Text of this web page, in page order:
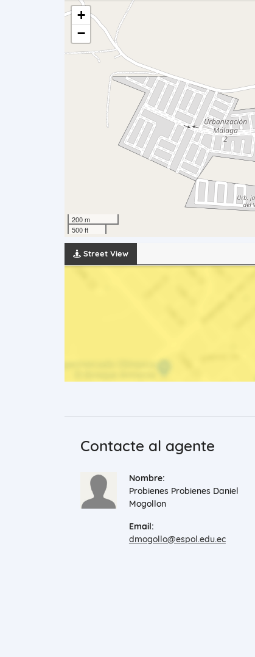
+
−
200 m
500 ft
Street View
Contacte al agente
Nombre:
Probienes Probienes Daniel
Mogollon
Email:
dmogollo@espol.edu.ec